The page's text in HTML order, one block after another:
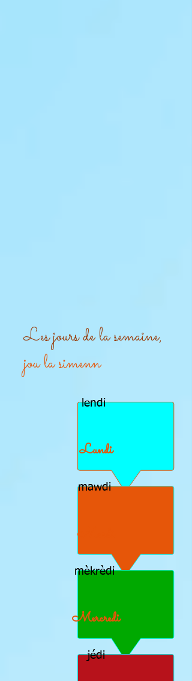
Les jours de la semaine,
jou la simenn
lendi
Lundi
mawdi
Mardi
mèkrèdi
Mercredi
jédi